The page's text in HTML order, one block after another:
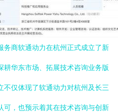
务商软通动力在杭州正式成立了新
耕华东市场、拓展技术咨询业务版
不仅体现了软通动力对杭州及长三
可，也预示着其在技术咨询与创新